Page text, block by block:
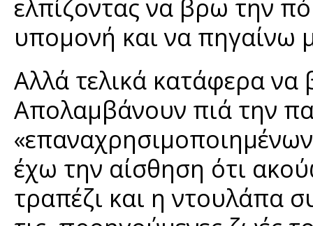
ελπίζοντας να βρω την
υπομονή και να πηγαίνω
Αλλά τελικά κατάφερα να
Απολαμβάνουν πιά την
έχω την αίσθηση ότι
τραπέζι και η ντουλάπα